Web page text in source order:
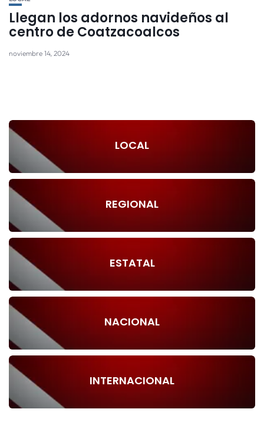
Llegan los adornos navideños al
centro de Coatzacoalcos
noviembre 14, 2024
LOCAL
REGIONAL
ESTATAL
NACIONAL
INTERNACIONAL